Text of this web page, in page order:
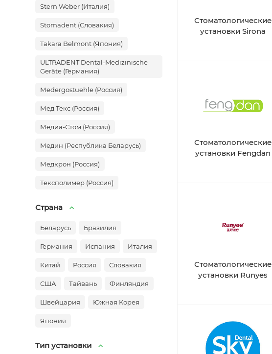
Stern Weber (Италия)
Stomadent (Словакия)
Takara Belmont (Япония)
ULTRADENT Dental-Medizinische
Geräte (Германия)
Мedergostuehle (Россия)
Мед Текс (Россия)
Медиа-Стом (Россия)
Медин (Республика Беларусь)
Медкрон (Россия)
Тексполимер (Россия)
Страна
Беларусь Бразилия
Германия Испания Италия
Китай Россия Словакия
США Тайвань Финляндия
Швейцария Южная Корея
Япония
Тип установки
Стоматологические
установки Sirona
Стоматологические
установки Fengdan
Стоматологические
установки Runyes